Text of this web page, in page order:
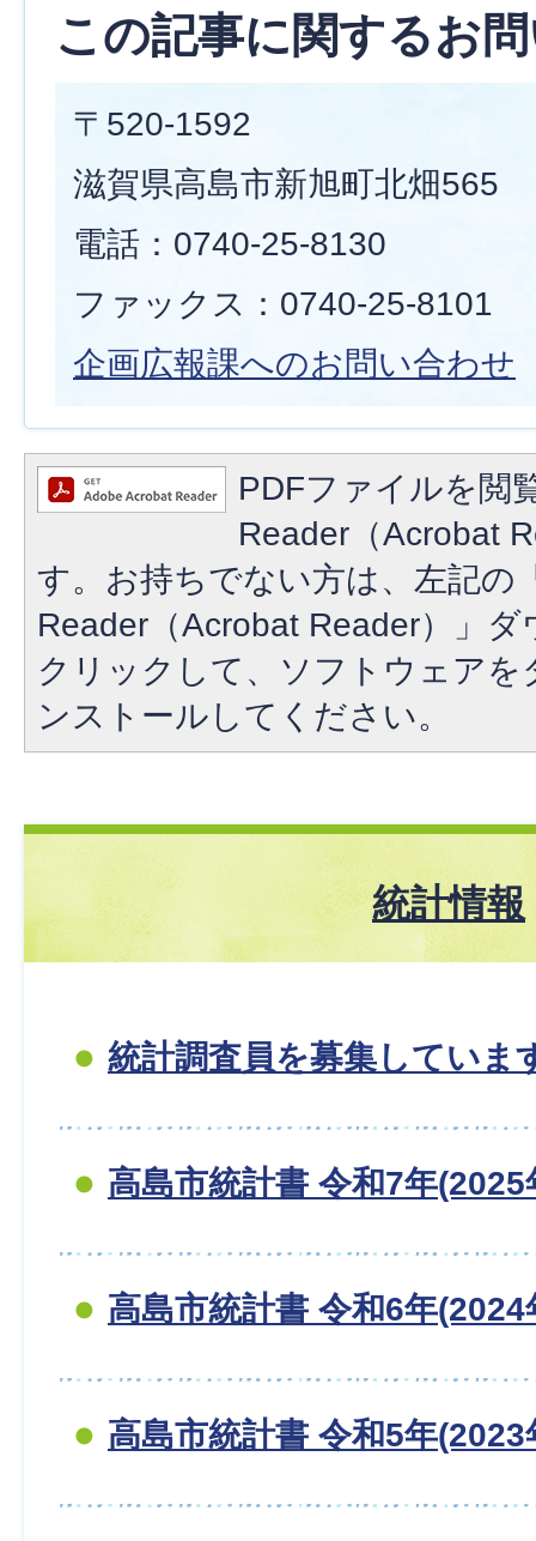
この記事に関するお
〒520-1592
滋賀県高島市新旭町北畑565
電話：0740-25-8130
ファックス：0740-25-8101
企画広報課へのお問い合わせ
PDFファイルを閲
Reader（Acrobat
す。お持ちでない方は、左記の
Reader（Acrobat Reader）」
クリックして、ソフトウェア
ンストールしてください。
統計情報
統計調査員を募集していま
高島市統計書 令和7年(2025
高島市統計書 令和6年(2024
高島市統計書 令和5年(2023